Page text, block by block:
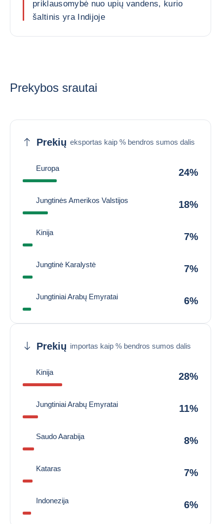
priklausomybė nuo upių vandens, kurio
šaltinis yra Indijoje
Prekybos srautai
Prekių eksportas kaip % bendros sumos dalis
Europa 24%
Jungtinės Amerikos Valstijos 18%
Kinija 7%
Jungtinė Karalystė 7%
Jungtiniai Arabų Emyratai 6%
Prekių importas kaip % bendros sumos dalis
Kinija 28%
Jungtiniai Arabų Emyratai 11%
Saudo Aarabija 8%
Kataras 7%
Indonezija 6%